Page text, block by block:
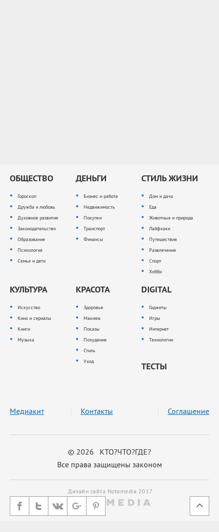
ОБЩЕСТВО
Гороскоп
Дружба и любовь
Духовное развитие
Законодательство
Образование
Психология
Семья и дети
ДЕНЬГИ
Бизнес и работа
Недвижимость
Покупки
Транспорт
Финансы
СТИЛЬ ЖИЗНИ
Дом и дача
Еда
Животные и природа
Лайфхаки
Путешествия
Развлечения
Спорт
Хобби
КУЛЬТУРА
Искусство
Кино и сериалы
Книги
Музыка
КРАСОТА
Здоровье
Макияж
Показы
Похудение
Стиль
Уход
DIGITAL
Гаджеты
Игры
Интернет
Технологии
ТЕСТЫ
© 2026 КТО?ЧТО?ГДЕ?
Все права защищены законом
Медиакит Контакты Соглашение
Дизайн сайта Notamedia 2017